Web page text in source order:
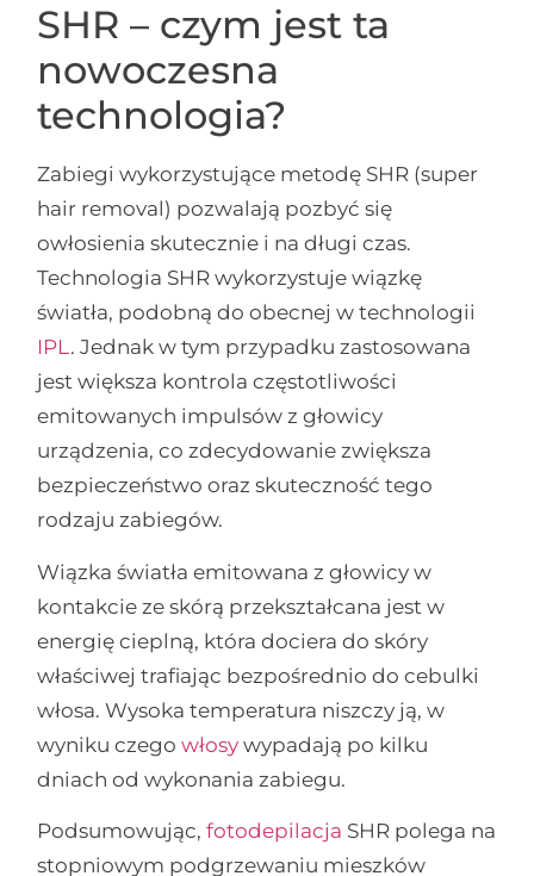
SHR – czym jest ta
nowoczesna
technologia?
Zabiegi wykorzystujące metodę SHR (super
hair removal) pozwalają pozbyć się
owłosienia skutecznie i na długi czas.
Technologia SHR wykorzystuje wiązkę
światła, podobną do obecnej w technologii
IPL. Jednak w tym przypadku zastosowana
jest większa kontrola częstotliwości
emitowanych impulsów z głowicy
urządzenia, co zdecydowanie zwiększa
bezpieczeństwo oraz skuteczność tego
rodzaju zabiegów.
Wiązka światła emitowana z głowicy w
kontakcie ze skórą przekształcana jest w
energię cieplną, która dociera do skóry
właściwej trafiając bezpośrednio do cebulki
włosa. Wysoka temperatura niszczy ją, w
wyniku czegowłosy wypadają po kilku
dniach od wykonania zabiegu.
Podsumowując,fotodepilacja SHR polega na
stopniowym podgrzewaniu mieszków